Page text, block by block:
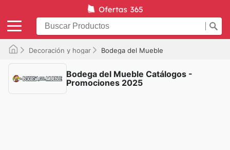
Decoración y hogar Bodega del Mueble
Bodega del Mueble Catálogos -
Promociones 2025